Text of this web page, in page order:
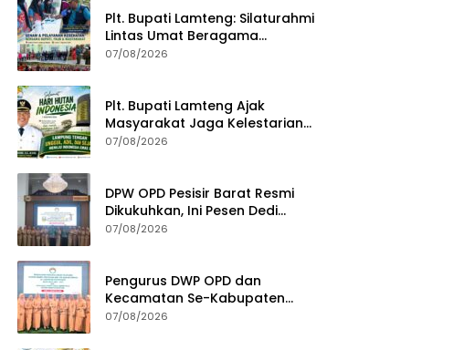
Plt. Bupati Lamteng: Silaturahmi
Lintas Umat Beragama
Menjaga Kondusivitas Daerah
07/08/2026
Plt. Bupati Lamteng Ajak
Masyarakat Jaga Kelestarian
Alam pada Peringatan Hari
07/08/2026
DPW OPD Pesisir Barat Resmi
Dikukuhkan, Ini Pesen Dedi
Irawan
07/08/2026
Pengurus DWP OPD dan
Kecamatan Se-Kabupaten
Pesisir Barat Resmi Dikukuhkan
07/08/2026